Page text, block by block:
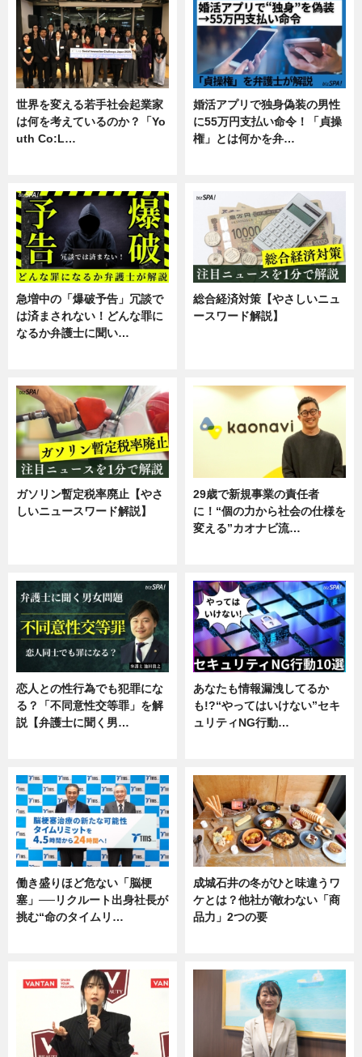
世界を変える若手社会起業家
は何を考えているのか？「Yo
uth Co:L…
婚活アプリで独身偽装の男性
に55万円支払い命令！「貞操
権」とは何かを弁…
急増中の「爆破予告」冗談で
は済まされない！どんな罪に
なるか弁護士に聞い…
総合経済対策【やさしいニュ
ースワード解説】
ガソリン暫定税率廃止【やさ
しいニュースワード解説】
29歳で新規事業の責任者
に！“個の力から社会の仕様を
変える”カオナビ流…
恋人との性行為でも犯罪にな
る？「不同意性交等罪」を解
説【弁護士に聞く男…
あなたも情報漏洩してるか
も!?“やってはいけない”セキ
ュリティNG行動…
働き盛りほど危ない「脳梗
塞」──リクルート出身社長が
挑む“命のタイムリ…
成城石井の冬がひと味違うワ
ケとは？他社が敵わない「商
品力」2つの要